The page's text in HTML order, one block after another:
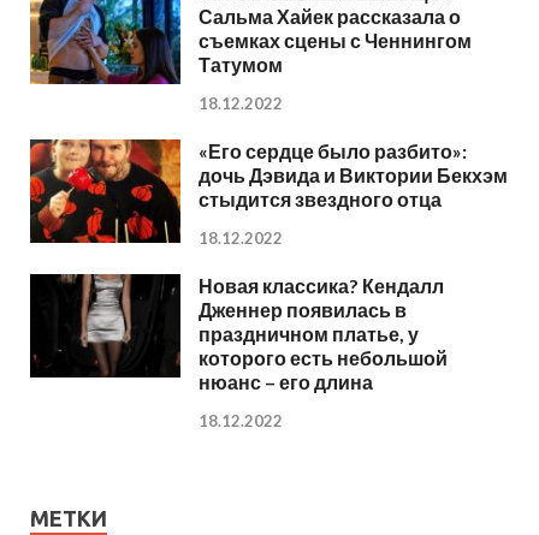
Сальма Хайек рассказала о
съемках сцены с Ченнингом
Татумом
18.12.2022
«Его сердце было разбито»:
дочь Дэвида и Виктории Бекхэм
стыдится звездного отца
18.12.2022
Новая классика? Кендалл
Дженнер появилась в
праздничном платье, у
которого есть небольшой
нюанс – его длина
18.12.2022
МЕТКИ